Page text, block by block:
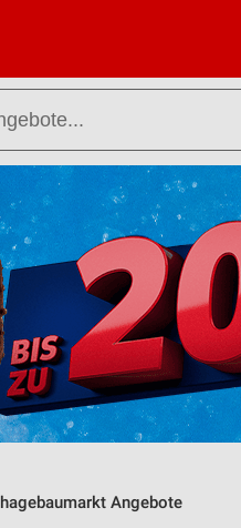
hagebaumarkt Angebote